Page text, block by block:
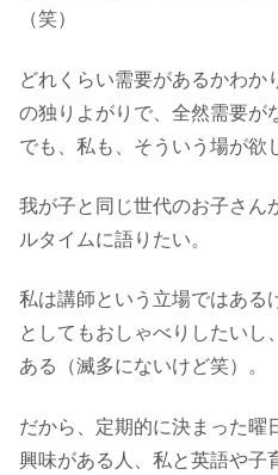
（笑）
どれくらい需要があるかわか
の独りよがりで、全然需要が
でも、私も、そういう場が欲
我が子と同じ世代のお子さん
ルタイムに語りたい。
私は講師という立場ではある
としてもおしゃべりしたいし
ある（滅多にないけど笑）。
だから、定期的に決まった曜
興味がある人、私と英語や子